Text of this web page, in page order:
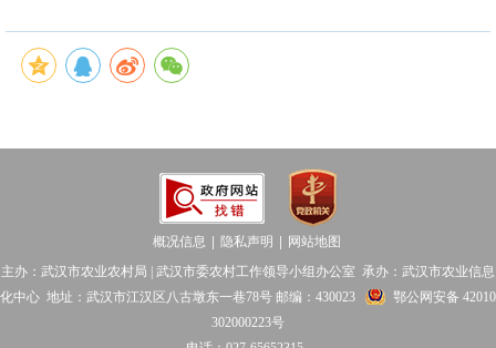
概况信息 隐私声明
网站地图
主办：武汉市农业农村局 | 武汉市委农村工作领导小组办公室 承办：武汉市农业信息
化中心 地址：武汉市江汉区八古墩东一巷78号 邮编：430023
鄂公网安备 42010
302000223号